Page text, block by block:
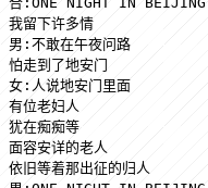
我留下许多情
男:不敢在午夜问路
怕走到了地安门
女:人说地安门里面
有位老妇人
犹在痴痴等
面容安详的老人
依旧等着那出征的归人